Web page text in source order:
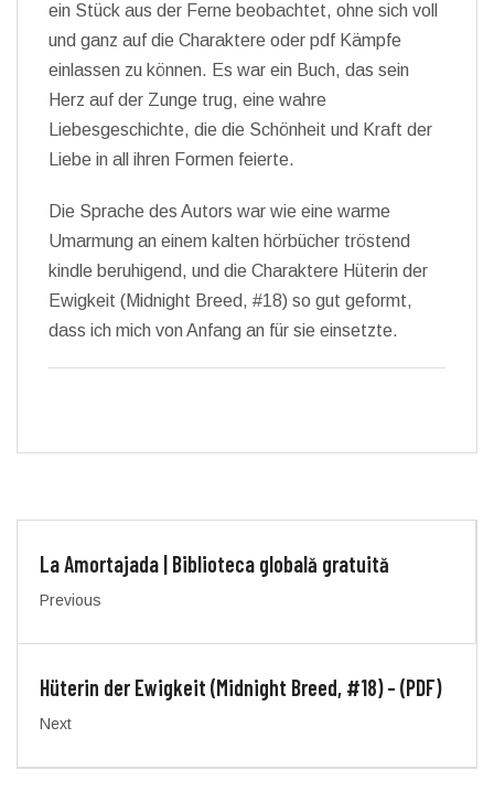
ein Stück aus der Ferne beobachtet, ohne sich voll
und ganz auf die Charaktere oder pdf Kämpfe
einlassen zu können. Es war ein Buch, das sein
Herz auf der Zunge trug, eine wahre
Liebesgeschichte, die die Schönheit und Kraft der
Liebe in all ihren Formen feierte.
Die Sprache des Autors war wie eine warme
Umarmung an einem kalten hörbücher tröstend
kindle beruhigend, und die Charaktere Hüterin der
Ewigkeit (Midnight Breed, #18) so gut geformt,
dass ich mich von Anfang an für sie einsetzte.
La Amortajada | Biblioteca globală gratuită
Previous
Hüterin der Ewigkeit (Midnight Breed, #18) – (PDF)
Next